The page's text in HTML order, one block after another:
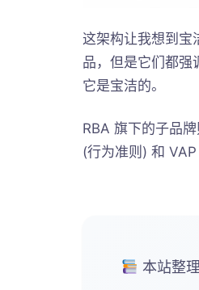
这架构让我想到宝
品，但是它们都强
它是宝洁的。
RBA 旗下的子品
(行为准则) 和
本站整